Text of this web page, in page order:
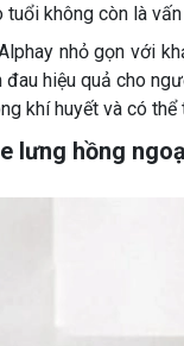
không còn là
nhỏ gọn với
hiệu quả cho
khí huyết và có
lưng hồng